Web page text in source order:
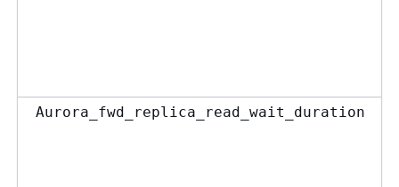
Aurora_fwd_replica_read_wait_duration